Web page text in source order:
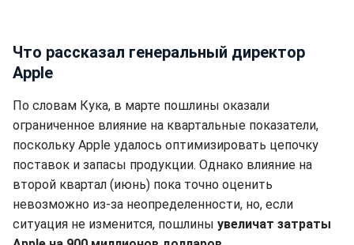
Что рассказал генеральный директор
Apple
По словам Кука, в марте пошлины оказали
ограниченное влияние на квартальные показатели,
поскольку Apple удалось оптимизировать цепочку
поставок и запасы продукции. Однако влияние на
второй квартал (июнь) пока точно оценить
невозможно из-за неопределенности, но, если
ситуация не изменится, пошлины увеличат затраты